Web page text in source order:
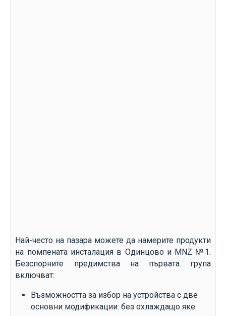
Най-често на пазара можете да намерите продукти
на помпената инсталация в Одинцово и MNZ №1.
Безспорните предимства на първата група
включват:
Възможността за избор на устройства с две
основни модификации: без охлаждащо яке